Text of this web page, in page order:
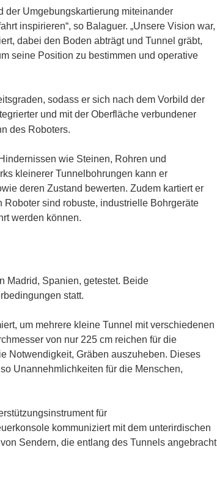
der Umgebungskartierung miteinander
inspirieren“, so Balaguer. „Unsere Vision war,
dabei den Boden abträgt und Tunnel gräbt,
seine Position zu bestimmen und operative
sodass er sich nach dem Vorbild der
und mit der Oberfläche verbundener
des Roboters.
wie Steinen, Rohren und
kleinerer Tunnelbohrungen kann er
deren Zustand bewerten. Zudem kartiert er
sind robuste, industrielle Bohrgeräte
werden können.
Madrid, Spanien, getestet. Beide
statt.
um mehrere kleine Tunnel mit verschiedenen
von nur 225 cm reichen für die
Notwendigkeit, Gräben auszuheben. Dieses
Unannehmlichkeiten für die Menschen,
für
kommuniziert mit dem unterirdischen
Sendern, die entlang des Tunnels angebracht